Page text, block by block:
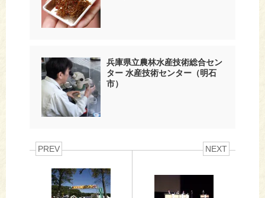
兵庫県立農林水産技術総合セン
ター 水産技術センター（明石
市）
PREV NEXT